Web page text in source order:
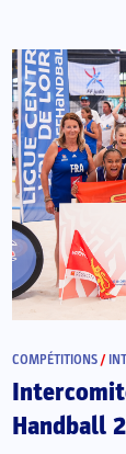
COMPÉTITIONS /
Handball